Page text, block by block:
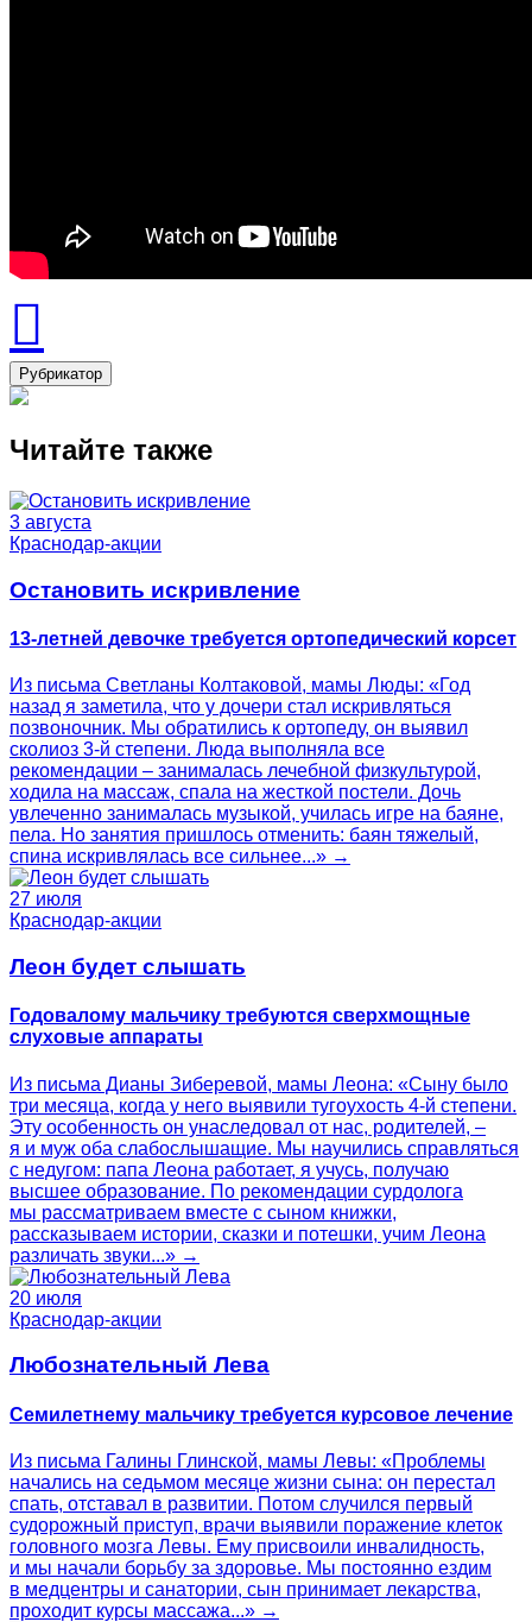
Рубрикатор
Читайте также
3 августа
Краснодар-акции
Остановить искривление
13-летней девочке требуется ортопедический корсет
Из письма Светланы Колтаковой, мамы Люды: «Год
назад я заметила, что у дочери стал искривляться
позвоночник. Мы обратились к ортопеду, он выявил
сколиоз 3-й степени. Люда выполняла все
рекомендации – занималась лечебной физкультурой,
ходила на массаж, спала на жесткой постели. Дочь
увлеченно занималась музыкой, училась игре на баяне,
пела. Но занятия пришлось отменить: баян тяжелый,
спина искривлялась все сильнее...» →
27 июля
Краснодар-акции
Леон будет слышать
Годовалому мальчику требуются сверхмощные
слуховые аппараты
Из письма Дианы Зиберевой, мамы Леона: «Сыну было
три месяца, когда у него выявили тугоухость 4-й степени.
Эту особенность он унаследовал от нас, родителей, –
я и муж оба слабослышащие. Мы научились справляться
с недугом: папа Леона работает, я учусь, получаю
высшее образование. По рекомендации сурдолога
мы рассматриваем вместе с сыном книжки,
рассказываем истории, сказки и потешки, учим Леона
различать звуки...» →
20 июля
Краснодар-акции
Любознательный Лева
Семилетнему мальчику требуется курсовое лечение
Из письма Галины Глинской, мамы Левы: «Проблемы
начались на седьмом месяце жизни сына: он перестал
спать, отставал в развитии. Потом случился первый
судорожный приступ, врачи выявили поражение клеток
головного мозга Левы. Ему присвоили инвалидность,
и мы начали борьбу за здоровье. Мы постоянно ездим
в медцентры и санатории, сын принимает лекарства,
проходит курсы массажа...» →